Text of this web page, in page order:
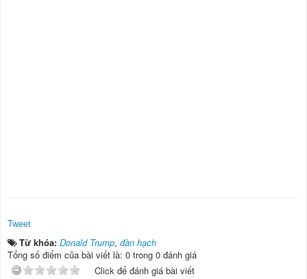
Tweet
Từ khóa: Donald Trump, đàn hạch
Tổng số điểm của bài viết là: 0 trong 0 đánh giá
Click để đánh giá bài viết